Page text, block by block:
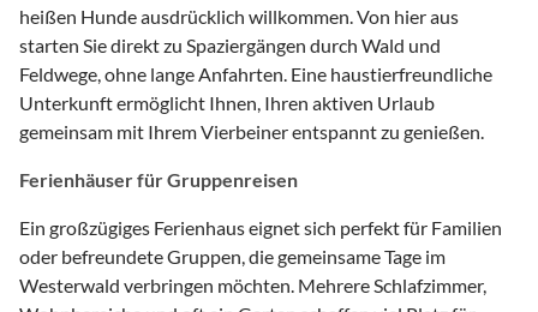
heißen Hunde ausdrücklich willkommen. Von hier aus
starten Sie direkt zu Spaziergängen durch Wald und
Feldwege, ohne lange Anfahrten. Eine haustierfreundliche
Unterkunft ermöglicht Ihnen, Ihren aktiven Urlaub
gemeinsam mit Ihrem Vierbeiner entspannt zu genießen.
Ferienhäuser für Gruppenreisen
Ein großzügiges Ferienhaus eignet sich perfekt für Familien
oder befreundete Gruppen, die gemeinsame Tage im
Westerwald verbringen möchten. Mehrere Schlafzimmer,